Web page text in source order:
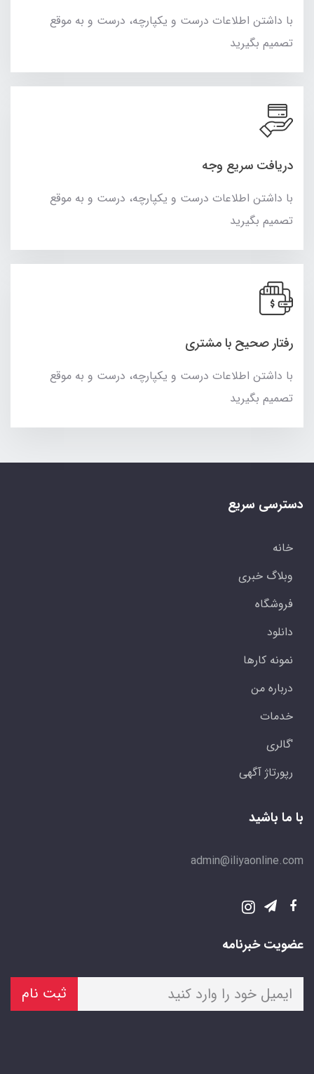
با داشتن اطلاعات درست و یکپارچه، درست و به موقع
تصمیم بگیرید
دریافت سریع وجه
با داشتن اطلاعات درست و یکپارچه، درست و به موقع
تصمیم بگیرید
رفتار صحیح با مشتری
با داشتن اطلاعات درست و یکپارچه، درست و به موقع
تصمیم بگیرید
دسترسی سریع
خانه
وبلاگ خبری
فروشگاه
دانلود
نمونه کارها
درباره من
خدمات
'گالری
رپورتاژ آگهی
با ما باشید
admin@iliyaonline.com
عضویت خبرنامه
ثبت نام